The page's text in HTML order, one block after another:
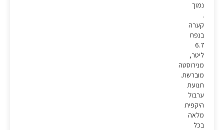
נמוך
קערה
בנפח
6.7
ליטר,
מנירוסטה
מוברשת.
תנועת
ערבול
היקפית
מלאה
בכל